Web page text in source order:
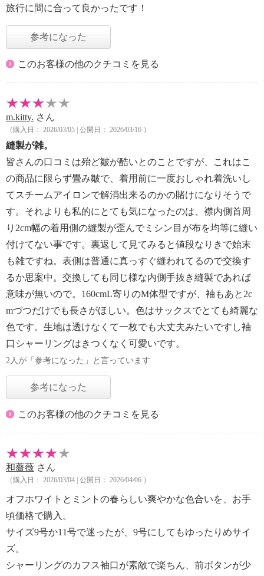
旅行に間に合って良かったです！
参考になった
このお客様の他のクチコミを見る
m.kitty. さん
（購入日： 2026/03/05 | 公開日： 2026/03/16 ）
縫製が雑。
皆さんの口コミは殆ど皺が酷いとのことですが、これはこ
の商品に限らず畳み皺で、着用前に一度おしゃれ着洗いし
てスチームアイロンで解消出来るのかの賭けになりそうで
す。それよりも私的にとても気になったのは、襟内側首周
り2cm幅の着用側の縫製が歪んでミシン目が布を均等に縫い
付けてない事です。裏返して見てみると値段なりきで始末
も雑ですね。表側は普通に真っすぐ縫われてるので交換す
るか思案中。交換しても同じ様な内側手抜き縫製であれば
意味が無いので。160cmL寄りのM体型ですが、袖もあと2c
mづつだけでも長さがほしい。色はサックスでとても綺麗な
色です。生地は透けなくて一枚でも大丈夫みたいですし袖
口シャーリングはきつくなく可愛いです。
2人が「参考になった」と言っています
参考になった
このお客様の他のクチコミを見る
和薔薇 さん
（購入日： 2026/03/04 | 公開日： 2026/04/06 ）
オフホワイトとミントの春らしい爽やかな色合いを、お手
頃価格で購入。
サイズ9号か11号で迷ったが、9号にしてもゆったりめサイ
ズ。
シャーリングのカフス袖口が素敵で楽ちん、前ボタンが少